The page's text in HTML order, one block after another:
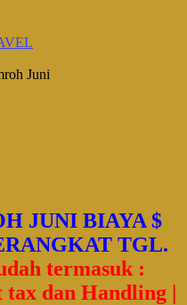
Juni
JUNI BIAYA $
TGL.
termasuk :
dan Handling |